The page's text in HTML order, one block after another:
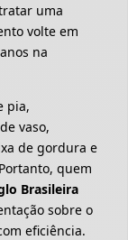
uma
volte em
na
pia,
vaso,
de gordura e
quem
Brasileira
sobre o
eficiência.